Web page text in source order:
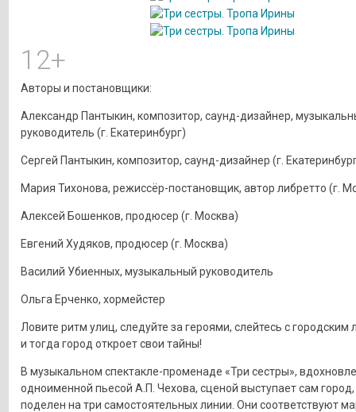
12+
Авторы и постановщики:
Александр Пантыкин, композитор, саунд-дизайнер,
руководитель (г. Екатеринбург)
Сергей Пантыкин, композитор, саунд-дизайнер (г.
Мария Тихонова, режиссёр-постановщик, автор либретто (г.
Алексей Бошенков, продюсер (г. Москва)
Евгений Худяков, продюсер (г. Москва)
Василий Убиенных, музыкальный руководитель
Ольга Ерченко, хормейстер
Ловите ритм улиц, следуйте за героями, слейтесь с
и тогда город откроет свои тайны!
В музыкальном спектакле-променаде «Три сестры»,
одноименной пьесой А.П. Чехова, сценой выступает сам
поделен на три самостоятельных линии. Они соответствуют